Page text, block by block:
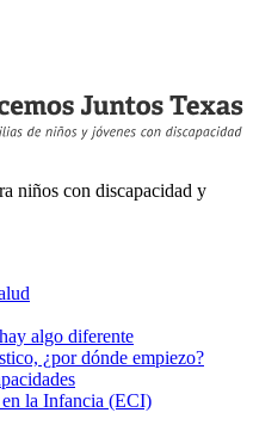
niños con discapacidad y
algo diferente
¿por dónde empiezo?
la Infancia (ECI)